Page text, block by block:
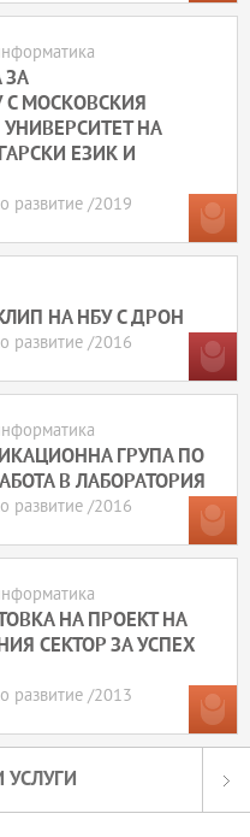
С МОСКОВСКИЯ
НА
ЕЗИК И
развитие /2019
НА НБУ С ДРОН
развитие /2016
ГРУПА ПО
В ЛАБОРАТОРИЯ
развитие /2016
НА ПРОЕКТ НА
СЕКТОР ЗА УСПЕХ
развитие /2013
УСЛУГИ